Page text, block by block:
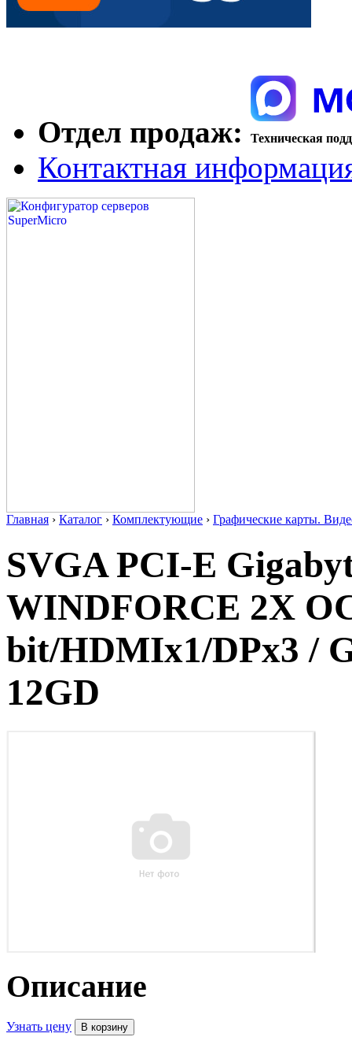
Отдел продаж: Техническая
Контактная
Главная › Каталог › Комплектующие › Графические карты.
SVGA PCI-E
WINDFORCE 2X
bit/HDMIx1/DPx3 /
12GD
Описание
Узнать цену